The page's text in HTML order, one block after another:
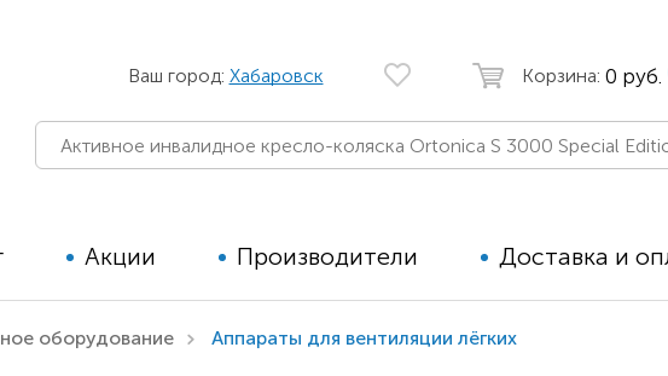
Ваш город: Хабаровск Корзина: 0 руб.
Акции Производители Доставка и
оборудование Аппараты для вентиляции лёгких